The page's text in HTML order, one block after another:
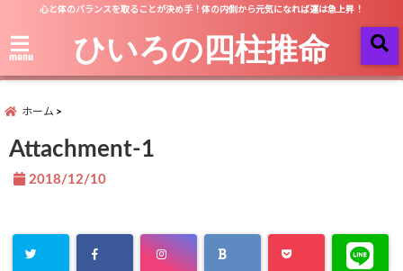
心と体のバランスを取ることが決め手！体の内側から元気になれば運は急上昇！
menu ひいろの四柱推命
ホーム
Attachment-1
2018/12/10